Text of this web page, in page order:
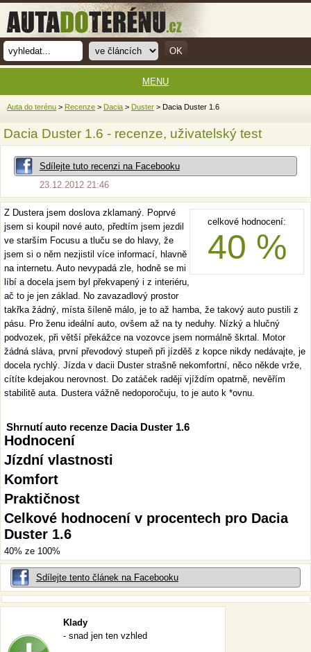
Auta do terénu > Recenze > Dacia > Duster > Dacia Duster 1.6
Dacia Duster 1.6 - recenze, uživatelský test
Sdílejte tuto recenzi na Facebooku
23.12.2012 21:46
celkové hodnocení:
40 %
Z Dustera jsem doslova zklamaný. Poprvé
jsem si koupil nové auto, předtím jsem jezdil
ve starším Focusu a tluču se do hlavy, že
jsem si o něm nezjistil více informací, hlavně
na internetu. Auto nevypadá zle, hodně se mi
líbí a docela jsem byl překvapený i z interiéru,
ač to je jen základ. No zavazadlový prostor
takřka žádný, místa šíleně málo, je to až hamba, že takový auto pustili z
pásu. Pro ženu ideální auto, ovšem až na ty neduhy. Nízký a hlučný
podvozek, při větší překážce na vozovce jsem normálně škrtal. Motor
žádná sláva, první převodový stupeň při jízděš z kopce nikdy nedávajte, je
docela rychlý. Jízda v dacii Duster strašně nekomfortní, něco někde vrže,
cítíte kdejakou nerovnost. Do zatáček raději vjíždím opatrně, nevěřím
stabilitě auta. Dustera vážně nedoporočuju, to je auto k *ovnu.
Shrnutí auto recenze Dacia Duster 1.6
Hodnocení
Jízdní vlastnosti
Komfort
Praktičnost
Celkové hodnocení v procentech pro Dacia
Duster 1.6
40% ze 100%
Sdílejte tento článek na Facebooku
Klady
- snad jen ten vzhled
MENU